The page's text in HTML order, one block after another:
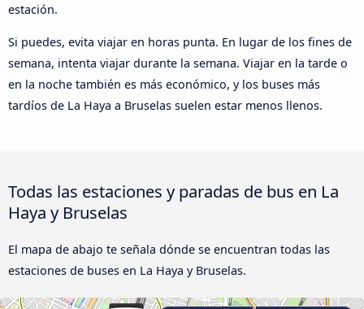
estación.
Si puedes, evita viajar en horas punta. En lugar de los fines de
semana, intenta viajar durante la semana. Viajar en la tarde o
en la noche también es más económico, y los buses más
tardíos de La Haya a Bruselas suelen estar menos llenos.
Todas las estaciones y paradas de bus en La
Haya y Bruselas
El mapa de abajo te señala dónde se encuentran todas las
estaciones de buses en La Haya y Bruselas.